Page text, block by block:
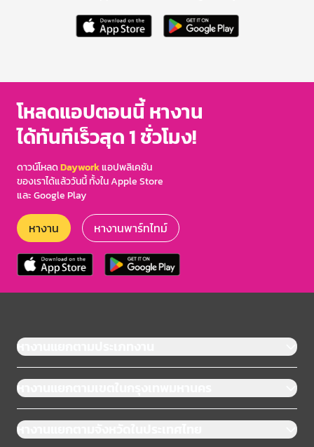
โหลดแอปตอนนี้ หางาน
ได้ทันทีเร็วสุด 1 ชั่วโมง!
ดาวน์โหลดDayworkแอปพลิเคชัน
ของเราได้แล้ววันนี้ ทั้งใน Apple Store
และ Google Play
หางาน หางานพาร์ทไทม์
หางานแยกตามประเภทงาน
หางานแยกตามเขตในกรุงเทพมหานคร
หางานแยกตามจังหวัดในประเทศไทย